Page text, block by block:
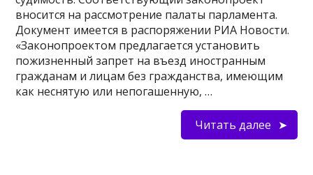
вносится на рассмотрение палаты парламента.
Документ имеется в распоряжении РИА Новости.
«Законопроектом предлагается установить
пожизненный запрет на въезд иностранным
гражданам и лицам без гражданства, имеющим
как неснятую или непогашенную, …
Читать далее